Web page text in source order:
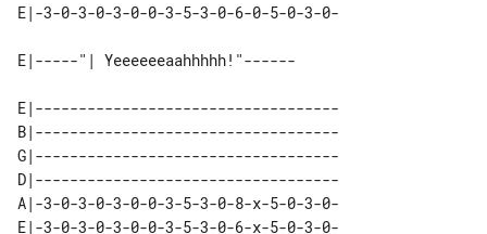
E|-----------------------------------
B|-----------------------------------
G|-----------------------------------
D|-----------------------------------
A|-3-0-3-0-3-0-0-3-5-3-0-8-x-5-0-3-0-